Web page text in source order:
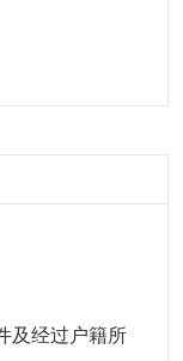
及经过户籍所